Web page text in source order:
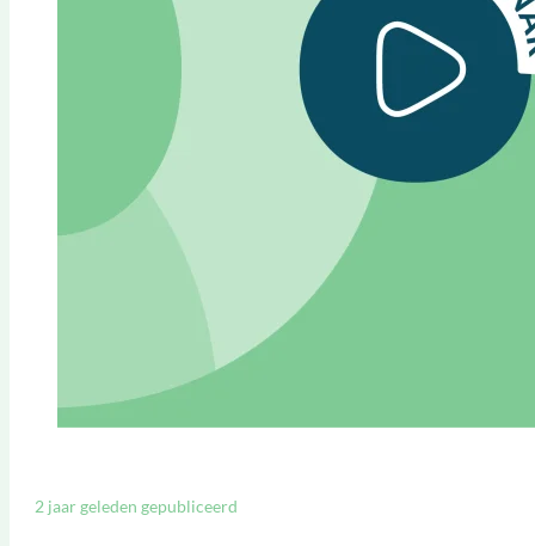
2 jaar geleden gepubliceerd